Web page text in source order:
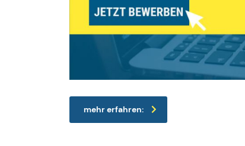
mehr erfahren: